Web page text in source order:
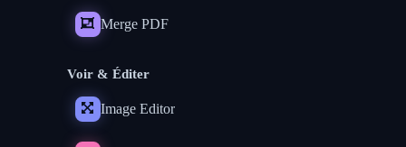
Merge PDF
Voir & Éditer
Image Editor